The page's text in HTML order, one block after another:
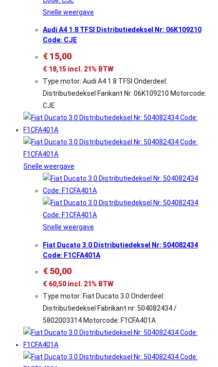
Snelle weergave
Audi A4 1.8 TFSI Distributiedeksel Nr: 06K109210
Code: CJE
€ 15,00
€ 18,15 incl. 21% BTW
Type motor: Audi A4 1.8 TFSI Onderdeel:
Distributiedeksel Farikant Nr: 06K109210 Motorcode:
CJE
Snelle weergave
Snelle weergave
Fiat Ducato 3.0 Distributiedeksel Nr: 504082434
Code: F1CFA401A
€ 50,00
€ 60,50 incl. 21% BTW
Type motor: Fiat Ducato 3.0 Onderdeel:
Distributiedeksel Fabrikant nr: 504082434 /
5802003314 Motorcode: F1CFA401A